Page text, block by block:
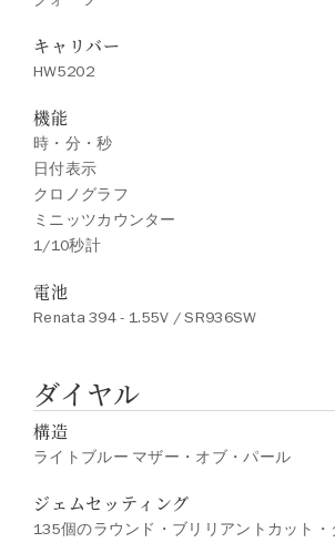
キャリバー
HW5202
機能
時・分・秒
日付表示
クロノグラフ
ミニッツカウンター
1/10秒計
電池
Renata 394 - 1.55V / SR936SW
ダイヤル
構造
ライトブルー マザー・オブ・パール
ジェムセッティング
135個のラウンド・ブリリアントカット・